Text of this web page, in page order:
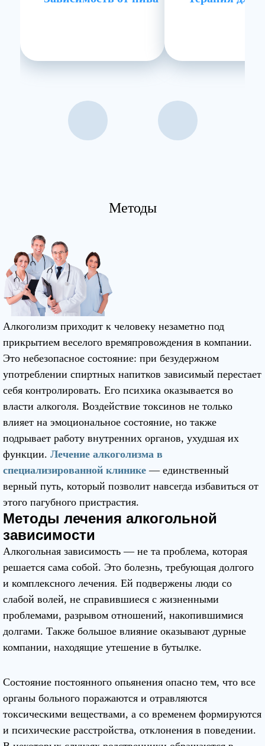
Методы
Алкоголизм приходит к человеку незаметно под
прикрытием веселого времяпровождения в компании.
Это небезопасное состояние: при безудержном
употреблении спиртных напитков зависимый перестает
себя контролировать. Его психика оказывается во
власти алкоголя. Воздействие токсинов не только
влияет на эмоциональное состояние, но также
подрывает работу внутренних органов, ухудшая их
функции. Лечение алкоголизма в
специализированной клинике — единственный
верный путь, который позволит навсегда избавиться от
этого пагубного пристрастия.
Методы лечения алкогольной
зависимости
Алкогольная зависимость — не та проблема, которая
решается сама собой. Это болезнь, требующая долгого
и комплексного лечения. Ей подвержены люди со
слабой волей, не справившиеся с жизненными
проблемами, разрывом отношений, накопившимися
долгами. Также большое влияние оказывают дурные
компании, находящие утешение в бутылке.
Состояние постоянного опьянения опасно тем, что все
органы больного поражаются и отравляются
токсическими веществами, а со временем формируются
и психические расстройства, отклонения в поведении.